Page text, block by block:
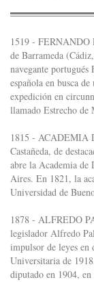
1519 -
de Barrameda
navegante
española en busca
expedición en
llamado Estrecho de
1815 - ACADEMIA
Castañeda, de
abre la Academia de
Aires. En 1821, la
Universidad de
1878 - ALFREDO
legislador Alfredo
impulsor de leyes en
Universitaria de
diputado en 1904,